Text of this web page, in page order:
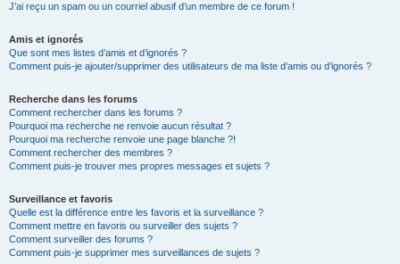
J’ai reçu un spam ou un courriel abusif d’un membre de ce forum !
Amis et ignorés
Que sont mes listes d’amis et d’ignorés ?
Comment puis-je ajouter/supprimer des utilisateurs de ma liste d’amis ou d’ignorés ?
Recherche dans les forums
Comment rechercher dans les forums ?
Pourquoi ma recherche ne renvoie aucun résultat ?
Pourquoi ma recherche renvoie une page blanche ?!
Comment rechercher des membres ?
Comment puis-je trouver mes propres messages et sujets ?
Surveillance et favoris
Quelle est la différence entre les favoris et la surveillance ?
Comment mettre en favoris ou surveiller des sujets ?
Comment surveiller des forums ?
Comment puis-je supprimer mes surveillances de sujets ?